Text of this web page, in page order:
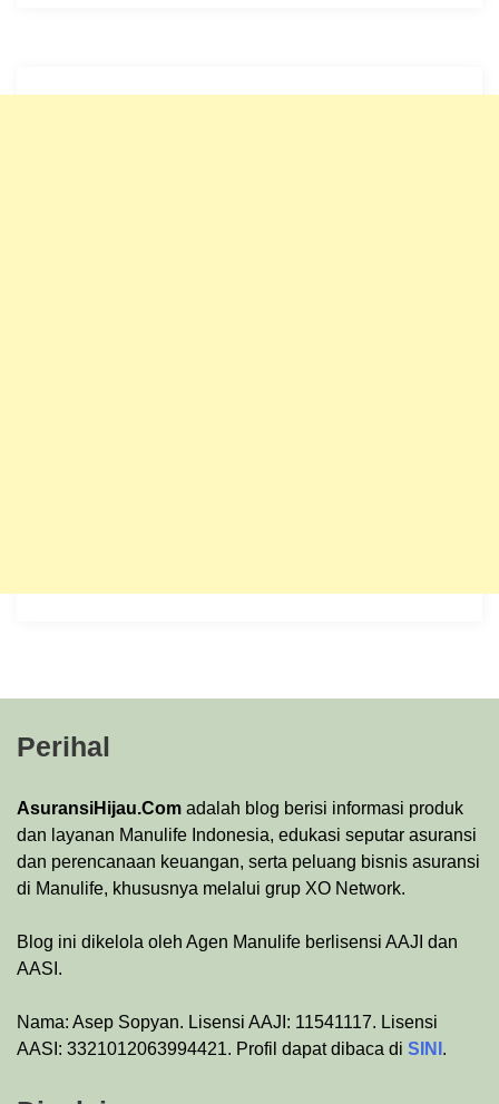
Perihal
AsuransiHijau.Com adalah blog berisi informasi produk
dan layanan Manulife Indonesia, edukasi seputar asuransi
dan perencanaan keuangan, serta peluang bisnis asuransi
di Manulife, khususnya melalui grup XO Network.
Blog ini dikelola oleh Agen Manulife berlisensi AAJI dan
AASI.
Nama: Asep Sopyan. Lisensi AAJI: 11541117. Lisensi
AASI: 3321012063994421. Profil dapat dibaca di SINI .